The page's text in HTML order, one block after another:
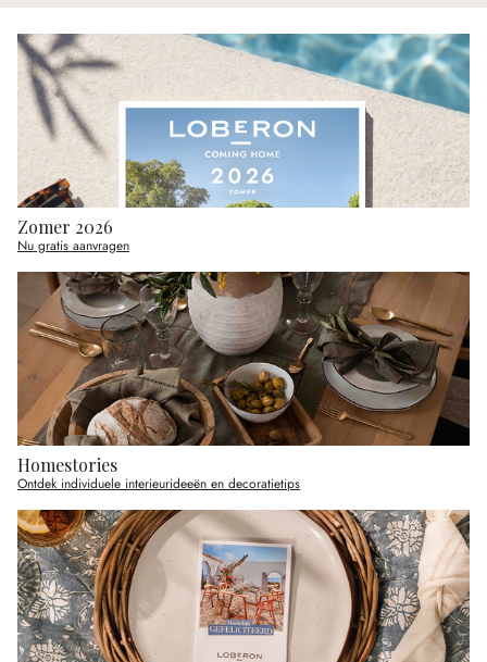
Zomer 2026
Nu gratis aanvragen
Homestories
Ontdek individuele interieurideeën en decoratietips